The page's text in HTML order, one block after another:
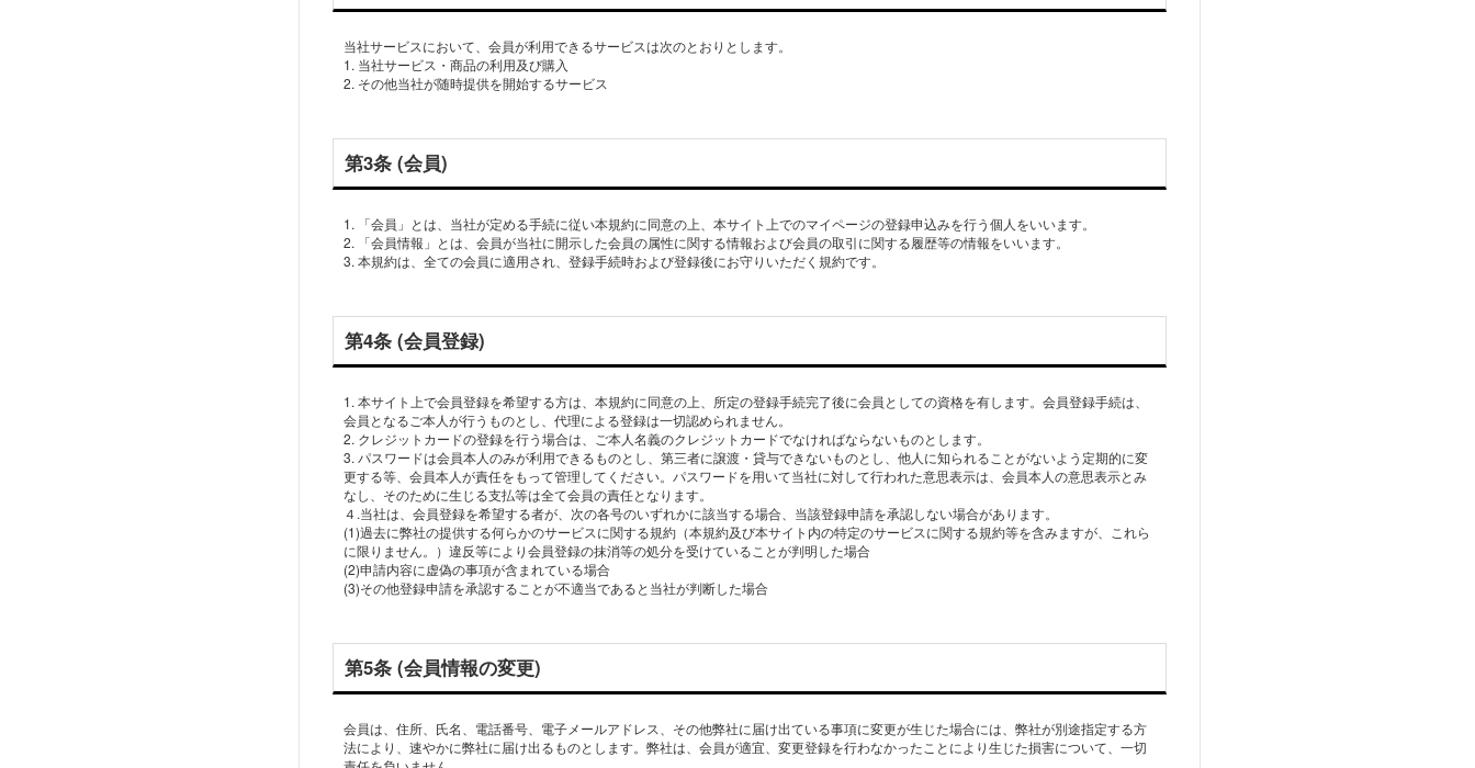
当社サービスにおいて、会員が利用できるサービスは次のとおりとします。
1. 当社サービス・商品の利用及び購入
2. その他当社が随時提供を開始するサービス
第3条 (会員)
1. 「会員」とは、当社が定める手続に従い本規約に同意の上、本サイト上でのマイページの登録申込みを行う個人をいいます。
2. 「会員情報」とは、会員が当社に開示した会員の属性に関する情報および会員の取引に関する履歴等の情報をいいます。
3. 本規約は、全ての会員に適用され、登録手続時および登録後にお守りいただく規約です。
第4条 (会員登録)
1. 本サイト上で会員登録を希望する方は、本規約に同意の上、所定の登録手続完了後に会員としての資格を有します。会員登録手続は、
会員となるご本人が行うものとし、代理による登録は一切認められません。
2. クレジットカードの登録を行う場合は、ご本人名義のクレジットカードでなければならないものとします。
3. パスワードは会員本人のみが利用できるものとし、第三者に譲渡・貸与できないものとし、他人に知られることがないよう定期的に変
更する等、会員本人が責任をもって管理してください。パスワードを用いて当社に対して行われた意思表示は、会員本人の意思表示とみ
なし、そのために生じる支払等は全て会員の責任となります。
４.当社は、会員登録を希望する者が、次の各号のいずれかに該当する場合、当該登録申請を承認しない場合があります。
(1)過去に弊社の提供する何らかのサービスに関する規約（本規約及び本サイト内の特定のサービスに関する規約等を含みますが、これら
に限りません。）違反等により会員登録の抹消等の処分を受けていることが判明した場合
(2)申請内容に虚偽の事項が含まれている場合
(3)その他登録申請を承認することが不適当であると当社が判断した場合
第5条 (会員情報の変更)
会員は、住所、氏名、電話番号、電子メールアドレス、その他弊社に届け出ている事項に変更が生じた場合には、弊社が別途指定する方
法により、速やかに弊社に届け出るものとします。弊社は、会員が適宜、変更登録を行わなかったことにより生じた損害について、一切